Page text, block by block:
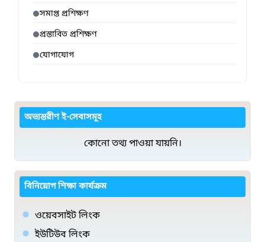
সমাপ্ত প্রশিক্ষণ
প্রস্তাবিত প্রশিক্ষণ
যোগাযোগ
অভ্যন্তরীণ ই-সেবাসমূহ
কোনো তথ্য পাওয়া যায়নি।
বিনিয়োগ শিক্ষা কার্যক্রম
ওয়েবসাইট লিংক
ইউটিউব লিংক